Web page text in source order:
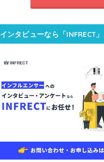
インタビューなら「INFRECT」